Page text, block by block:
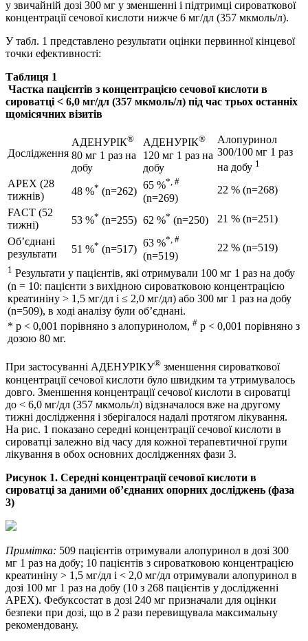
у звичайній дозі 300 мг у зменшенні і підтримці сироваткової
концентрації сечової кислоти нижче 6 мг/дл (357 мкмоль/л).
У табл. 1 представлено результати оцінки первинної кінцевої
точки ефективності:
Таблиця 1
Частка пацієнтів з концентрацією сечової кислоти в
сироватці < 6,0 мг/дл (357 мкмоль/л) під час трьох останніх
щомісячних візитів
Дослідження
АДЕНУРІК®
80 мг 1 раз на
добу
АДЕНУРІК®
120 мг 1 раз на
добу
Алопуринол
300/100 мг 1 раз
на добу 1
APEX (28
тижнів)
48 %* (n=262)
65 %*, #
(n=269)
22 % (n=268)
FACT (52
тижні)
53 %* (n=255) 62 %* (n=250)
21 % (n=251)
Об’єднані
результати
51 %* (n=517)
63 %*, #
(n=519)
22 % (n=519)
1 Результати у пацієнтів, які отримували 100 мг 1 раз на добу
(n = 10: пацієнти з вихідною сироватковою концентрацією
креатиніну > 1,5 мг/дл і ≤ 2,0 мг/дл) або 300 мг 1 раз на добу
(n=509), в ході аналізу були об’єднані.
* p < 0,001 порівняно з алопуринолом, # p < 0,001 порівняно з
дозою 80 мг.
При застосуванні АДЕНУРІКУ® зменшення сироваткової
концентрації сечової кислоти було швидким та утримувалось
довго. Зменшення концентрації сечової кислоти в сироватці
до < 6,0 мг/дл (357 мкмоль/л) відзначалося вже на другому
тижні дослідження і зберігалося надалі протягом лікування.
На рис. 1 показано середні концентрації сечової кислоти в
сироватці залежно від часу для кожної терапевтичної групи
лікування в обох основних дослідженнях фази 3.
Рисунок 1. Середні концентрації сечової кислоти в
сироватці за даними об’єднаних опорних досліджень (фаза
3)
Примітка: 509 пацієнтів отримували алопуринол в дозі 300
мг 1 раз на добу; 10 пацієнтів з сироватковою концентрацією
креатиніну > 1,5 мг/дл і < 2,0 мг/дл отримували алопуринол в
дозі 100 мг 1 раз на добу (10 з 268 пацієнтів у дослідженні
APEX). Фебуксостат в дозі 240 мг призначали для оцінки
безпеки при дозі, що в 2 рази перевищувала максимальну
рекомендовану.